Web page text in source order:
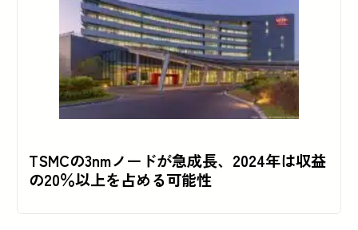
TSMCの3nmノードが急成長、2024年は収益
の20％以上を占める可能性